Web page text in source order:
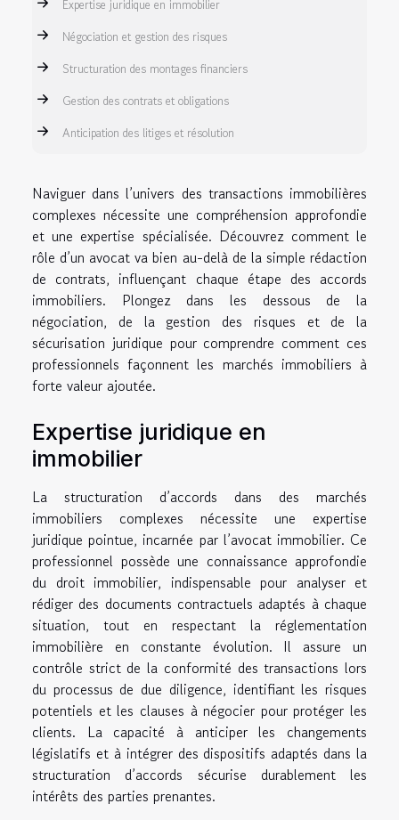
Expertise juridique en immobilier
Négociation et gestion des risques
Structuration des montages financiers
Gestion des contrats et obligations
Anticipation des litiges et résolution
Naviguer dans l’univers des transactions immobilières
complexes nécessite une compréhension approfondie
et une expertise spécialisée. Découvrez comment le
rôle d’un avocat va bien au-delà de la simple rédaction
de contrats, influençant chaque étape des accords
immobiliers. Plongez dans les dessous de la
négociation, de la gestion des risques et de la
sécurisation juridique pour comprendre comment ces
professionnels façonnent les marchés immobiliers à
forte valeur ajoutée.
Expertise juridique en
immobilier
La structuration d’accords dans des marchés
immobiliers complexes nécessite une expertise
juridique pointue, incarnée par l’avocat immobilier. Ce
professionnel possède une connaissance approfondie
du droit immobilier, indispensable pour analyser et
rédiger des documents contractuels adaptés à chaque
situation, tout en respectant la réglementation
immobilière en constante évolution. Il assure un
contrôle strict de la conformité des transactions lors
du processus de due diligence, identifiant les risques
potentiels et les clauses à négocier pour protéger les
clients. La capacité à anticiper les changements
législatifs et à intégrer des dispositifs adaptés dans la
structuration d’accords sécurise durablement les
intérêts des parties prenantes.